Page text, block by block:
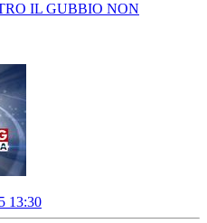
IL GUBBIO NON
13:30